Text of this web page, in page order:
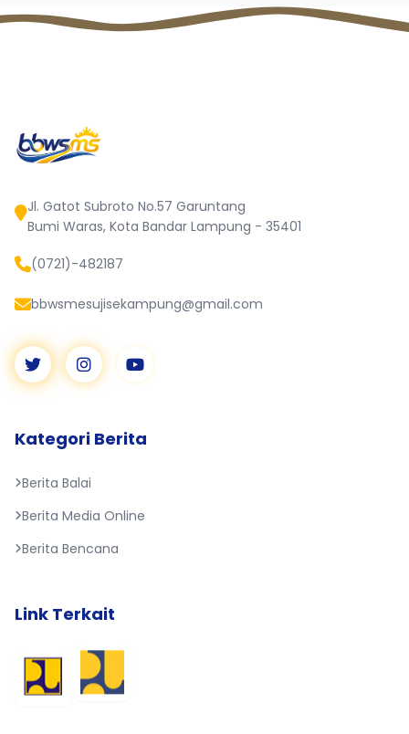
Jl. Gatot Subroto No.57 Garuntang
Bumi Waras, Kota Bandar Lampung - 35401
(0721)-482187
bbwsmesujisekampung@gmail.com
Kategori Berita
Berita Balai
Berita Media Online
Berita Bencana
Link Terkait